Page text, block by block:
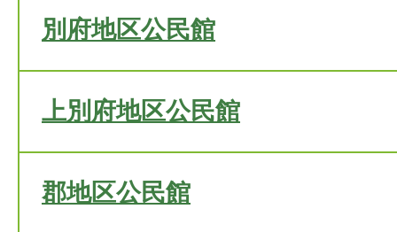
別府地区公民館
上別府地区公民館
郡地区公民館